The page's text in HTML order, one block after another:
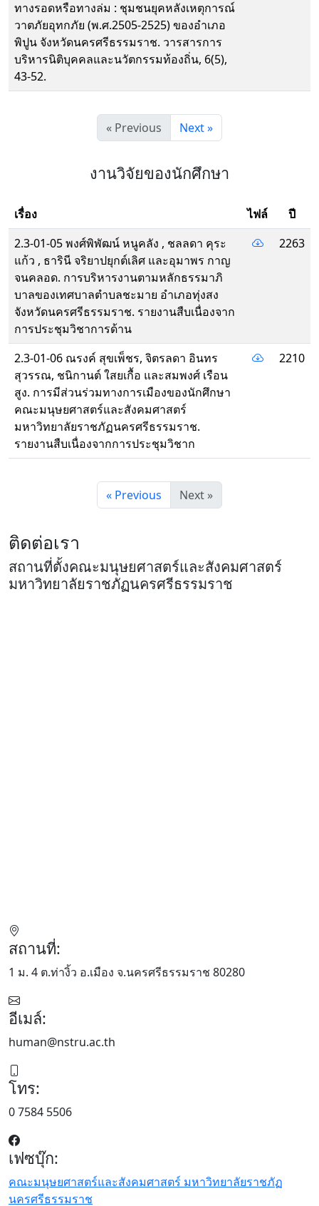
ทางรอดหรือทางล่ม : ชุมชนยุคหลังเหตุการณ์
วาตภัยอุทกภัย (พ.ศ.2505-2525) ของอำเภอ
พิปูน จังหวัดนครศรีธรรมราช. วารสารการ
บริหารนิติบุคคลและนวัตกรรมท้องถิ่น, 6(5),
43-52.
« Previous Next »
งานวิจัยของนักศึกษา
เรื่อง ไฟล์
ปี
2.3-01-05 พงศ์พิพัฒน์ หนูคลัง , ชลลดา คุระ
แก้ว , ธารินี จริยาปยุกต์เลิศ และอุมาพร กาญ
จนคลอด. การบริหารงานตามหลักธรรมาภิ
บาลของเทศบาลตำบลชะมาย อำเภอทุ่งสง
จังหวัดนครศรีธรรมราช. รายงานสืบเนื่องจาก
การประชุมวิชาการด้าน
2263
2.3-01-06 ณรงค์ สุขเพ็ชร, จิตรลดา อินทร
สุวรรณ, ชนิกานต์ ใสยเกื้อ และสมพงศ์ เรือน
สูง. การมีส่วนร่วมทางการเมืองของนักศึกษา
คณะมนุษยศาสตร์และสังคมศาสตร์
มหาวิทยาลัยราชภัฏนครศรีธรรมราช.
รายงานสืบเนื่องจากการประชุมวิชาก
2210
« Previous Next »
ติดต่อเรา
สถานที่ตั้งคณะมนุษยศาสตร์และสังคมศาสตร์
มหาวิทยาลัยราชภัฏนครศรีธรรมราช
สถานที่:
1 ม. 4 ต.ท่างิ้ว อ.เมือง จ.นครศรีธรรมราช 80280
อีเมล์:
human@nstru.ac.th
โทร:
0 7584 5506
เฟซบุ๊ก:
คณะมนุษยศาสตร์และสังคมศาสตร์ มหาวิทยาลัยราชภัฏ
นครศรีธรรมราช